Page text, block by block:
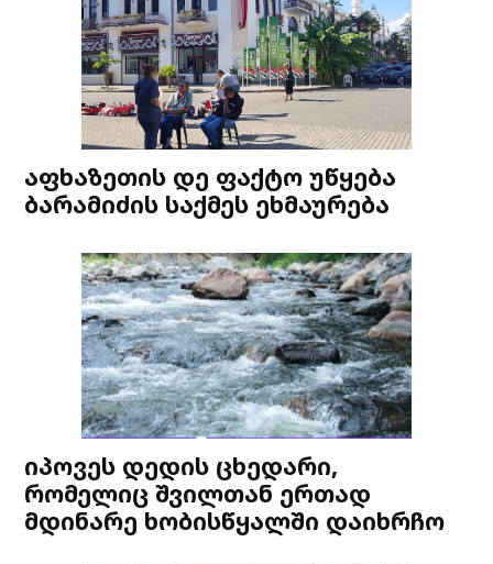
აფხაზეთის დე ფაქტო უწყება
ბარამიძის საქმეს ეხმაურება
იპოვეს დედის ცხედარი,
რომელიც შვილთან ერთად
მდინარე ხობისწყალში დაიხრჩო